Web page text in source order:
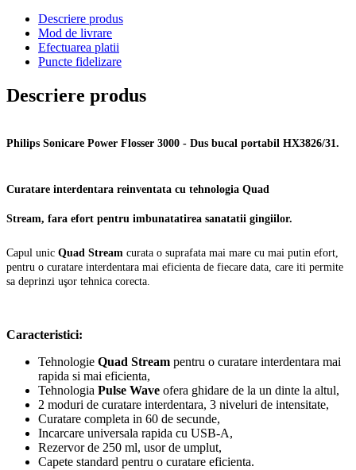
Descriere produs
Mod de livrare
Efectuarea platii
Puncte fidelizare
Descriere produs
Philips Sonicare Power Flosser 3000 - Dus bucal portabil HX3826/31.
Curatare interdentara reinventata cu tehnologia Quad
Stream, fara efort pentru imbunatatirea sanatatii gingiilor.
Capul unic Quad Stream curata o suprafata mai mare cu mai putin efort,
pentru o curatare interdentara mai eficienta de fiecare data, care iti permite
sa deprinzi uşor tehnica corecta.
Caracteristici:
Tehnologie Quad Stream pentru o curatare interdentara mai
rapida si mai eficienta,
Tehnologia Pulse Wave ofera ghidare de la un dinte la altul,
2 moduri de curatare interdentara, 3 niveluri de intensitate,
Curatare completa in 60 de secunde,
Incarcare universala rapida cu USB-A,
Rezervor de 250 ml, usor de umplut,
Capete standard pentru o curatare eficienta.